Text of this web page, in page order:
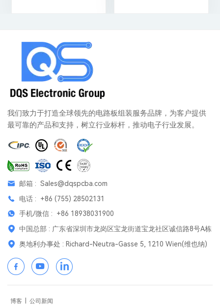
我们致力于打造全球领先的电路板组装服务品牌，为客户提供
最可靠的产品和支持，树立行业标杆，推动电子行业发展。
邮箱 : Sales@dqspcba.com
电话 : +86 (755) 28502131
手机/微信 : +86 18938031900
中国总部 : 广东省深圳市龙岗区宝龙街道宝龙社区诚信路8号A栋
奥地利办事处 : Richard-Neutra-Gasse 5, 1210 Wien(维也纳)
博客 公司新闻